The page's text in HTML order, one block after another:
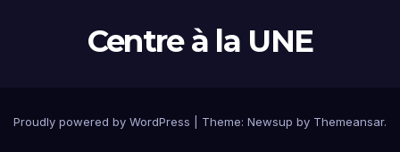
Centre à la UNE
Proudly powered by WordPress Theme: Newsup by Themeansar.